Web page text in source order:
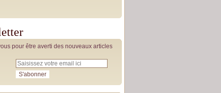
pour être averti des nouveaux articles